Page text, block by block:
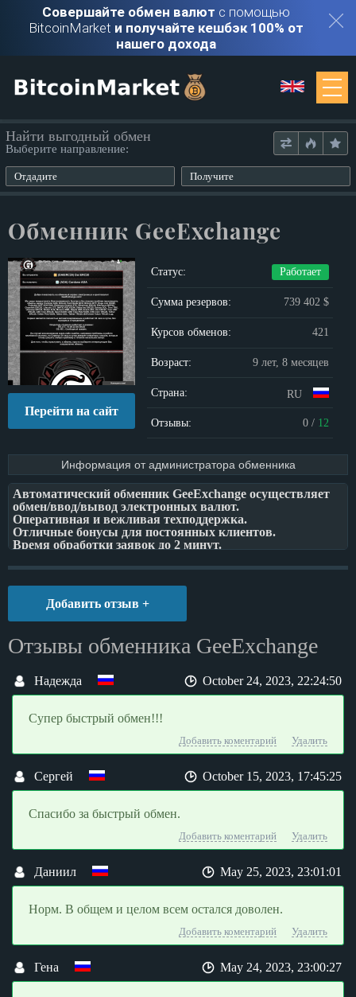
Совершайте обмен валют с помощью
BitcoinMarket и получайте кешбэк 100% от
нашего дохода
Обменники
Найти выгодный обмен
Выберите направление:
Отдадите Получите
Обменник GeeExchange
Перейти на сайт
Статус: Работает
Сумма резервов: 739 402 $
Курсов обменов: 421
Возраст: 9 лет, 8 месяцев
Страна: RU
Отзывы: 0/ 12
Информация от администратора обменника
Автоматический обменник GeeExchange осуществляет
обмен/ввод/вывод электронных валют.
Оперативная и вежливая техподдержка.
Отличные бонусы для постоянных клиентов.
Время обработки заявок до 2 минут.
Время работы онлайн операторов 10.00-22.00
Добавить отзыв +
Отзывы обменника GeeExchange
Надежда October 24, 2023, 22:24:50
Супер быстрый обмен!!!
Добавить коментарий Удалить
Сергей October 15, 2023, 17:45:25
Спасибо за быстрый обмен.
Добавить коментарий Удалить
Даниил May 25, 2023, 23:01:01
Норм. В общем и целом всем остался доволен.
Добавить коментарий Удалить
Гена May 24, 2023, 23:00:27